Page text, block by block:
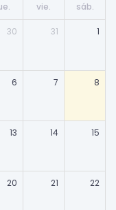
vie. sáb.
30 31 1
6 7 8
13 14 15
20 21 22